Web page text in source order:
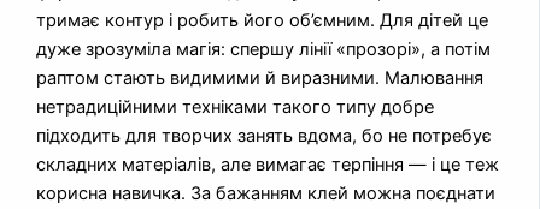
тримає контур і робить його об’ємним. Для дітей це
дуже зрозуміла магія: спершу лінії «прозорі», а потім
раптом стають видимими й виразними. Малювання
нетрадиційними техніками такого типу добре
підходить для творчих занять вдома, бо не потребує
складних матеріалів, але вимагає терпіння — і це теж
корисна навичка. За бажанням клей можна поєднати